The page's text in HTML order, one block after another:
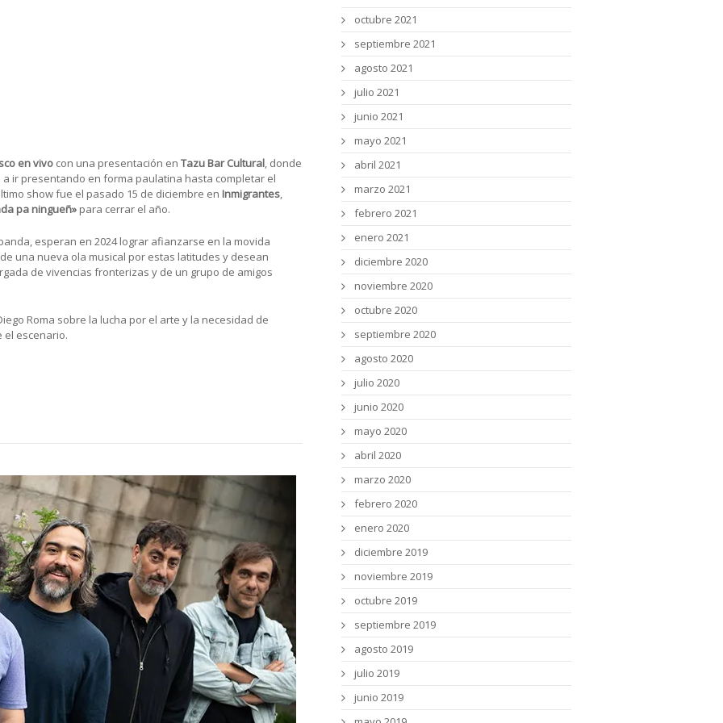
en vivo con una presentación en Tazu Bar Cultural , donde
ir presentando en forma paulatina hasta completar el
show fue el pasado 15 de diciembre en Inmigrantes
pa ningueñ» para cerrar el año.
esperan en 2024 lograr afianzarse en la movida
una nueva ola musical por estas latitudes y desean
de vivencias fronterizas y de un grupo de amigos
Roma sobre la lucha por el arte y la necesidad de
el escenario.
octubre 2021
septiembre 2021
agosto 2021
julio 2021
junio 2021
mayo 2021
abril 2021
marzo 2021
febrero 2021
enero 2021
diciembre 2020
noviembre 2020
octubre 2020
septiembre 2020
agosto 2020
julio 2020
junio 2020
mayo 2020
abril 2020
marzo 2020
febrero 2020
enero 2020
diciembre 2019
noviembre 2019
octubre 2019
septiembre 2019
agosto 2019
julio 2019
junio 2019